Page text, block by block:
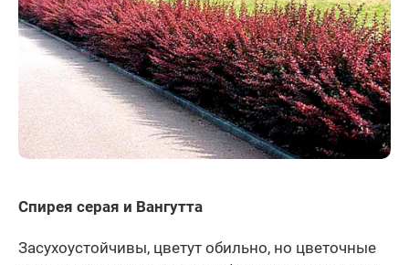
Спирея серая и Вангутта
Засухоустойчивы, цветут обильно, но цветочные